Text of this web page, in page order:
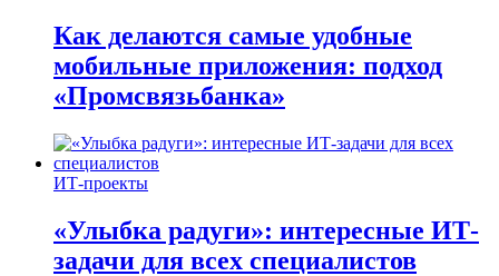
Как делаются самые удобные
мобильные приложения: подход
«Промсвязьбанка»
ИТ-проекты
«Улыбка радуги»: интересные ИТ-
задачи для всех специалистов